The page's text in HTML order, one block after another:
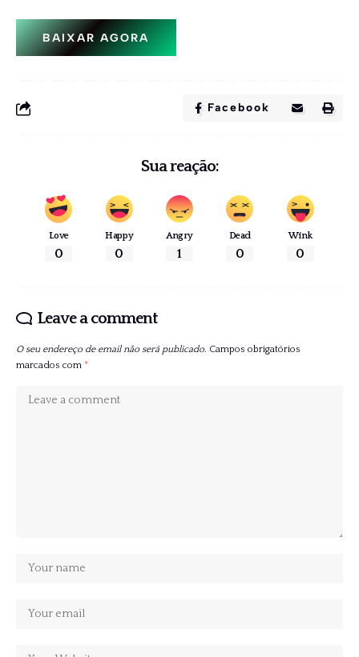
BAIXAR AGORA
Facebook
Sua reação:
Love
0
Happy
0
Angry
1
Dead
0
Wink
0
Leave a comment
O seu endereço de email não será publicado. Campos obrigatórios
marcados com *